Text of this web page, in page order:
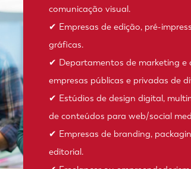
comunicação visual.
✔ Empresas de edição, pré-
gráficas.
✔ Departamentos de marketing e
empresas públicas e privadas de
✔ Estúdios de design digital,
de conteúdos para web/social
✔ Empresas de branding,
editorial.